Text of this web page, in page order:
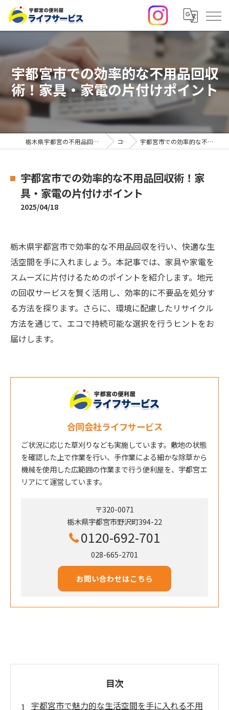
宇都宮市での効率的な不用品回収
術！家具・家電の片付けポイント
栃木県宇都宮の不用品回収・便利屋なら合同会社ライフサービス コラム 宇都宮市での効率的な不用品回収術！家具・家電の片付けポイント
宇都宮市での効率的な不用品回収術！家
具・家電の片付けポイント
2025/04/18
栃木県宇都宮市で効率的な不用品回収を行い、快適な生
活空間を手に入れましょう。本記事では、家具や家電を
スムーズに片付けるためのポイントを紹介します。地元
の回収サービスを賢く活用し、効率的に不要品を処分す
る方法を探ります。さらに、環境に配慮したリサイクル
方法を通じて、エコで持続可能な選択を行うヒントをお
届けします。
合同会社ライフサービス
ご状況に応じた草刈りなども実施しています。敷地の状態
を確認した上で作業を行い、手作業による細かな除草から
機械を使用した広範囲の作業まで行う便利屋を、宇都宮エ
リアにて運営しています。
〒320-0071
栃木県宇都宮市野沢町394-22
0120-692-701
028-665-2701
お問い合わせはこちら
目次
宇都宮市で魅力的な生活空間を手に入れる不用